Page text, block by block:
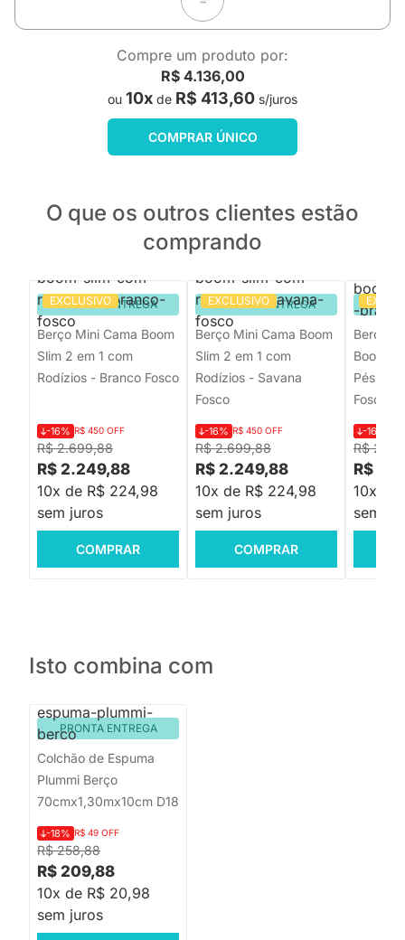
Compre um produto por:
R$ 4.136,00
ou 10x de R$ 413,60 s/juros
COMPRAR ÚNICO
O que os outros clientes estão
comprando
EXCLUSIVO
PRONTA ENTREGA
Berço Mini Cama Boom
Slim 2 em 1 com
Rodízios - Branco Fosco
R$ 2.699,88
-16% R$ 450 OFF
R$ 2.249,88
10x de R$ 224,98
sem juros
COMPRAR
EXCLUSIVO
PRONTA ENTREGA
Berço Mini Cama Boom
Slim 2 em 1 com
Rodízios - Savana
Fosco
R$ 2.699,88
-16% R$ 450 OFF
R$ 2.249,88
10x de R$ 224,98
sem juros
COMPRAR
Berço
Boom
Pés
Fosco
R$
-16%
R$
10x de
sem
Isto combina com
PRONTA ENTREGA
Colchão de Espuma
Plummi Berço
70cmx1,30mx10cm D18
R$ 258,88
-18% R$ 49 OFF
R$ 209,88
10x de R$ 20,98
sem juros